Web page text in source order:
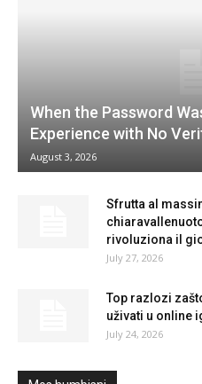
When the Password
Experience with No
August 3, 2026
Sfrutta al
rivoluziona il
July 27, 2026
Top razlozi
uživati u online
July 24, 2026